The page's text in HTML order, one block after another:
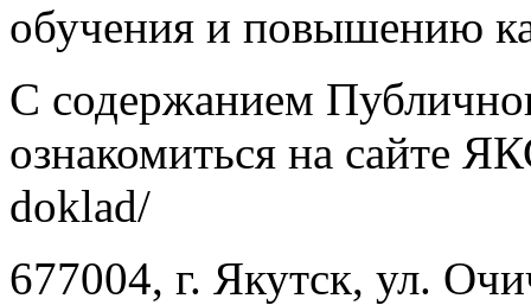
обучения и повышению
C содержанием
ознакомиться на сайте
doklad/
677004, г. Якутск, ул.